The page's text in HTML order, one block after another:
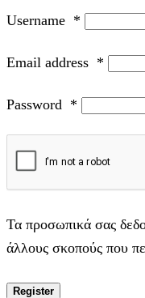
Username *
Email address *
Password *
Τα προσωπικά σας
άλλους σκοπούς που
Register